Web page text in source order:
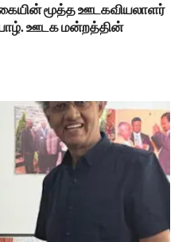
மூத்த ஊடகவியலாளர்
ஊடக மன்றத்தின்